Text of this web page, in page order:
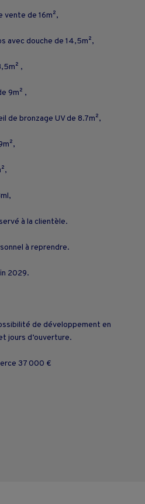
vente de 16m²,
avec douche de 14,5m²,
,
9m² ,
de bronzage UV de 8.7m²,
à la clientèle.
à reprendre.
2029.
de développement en
jours d’ouverture.
37 000 €